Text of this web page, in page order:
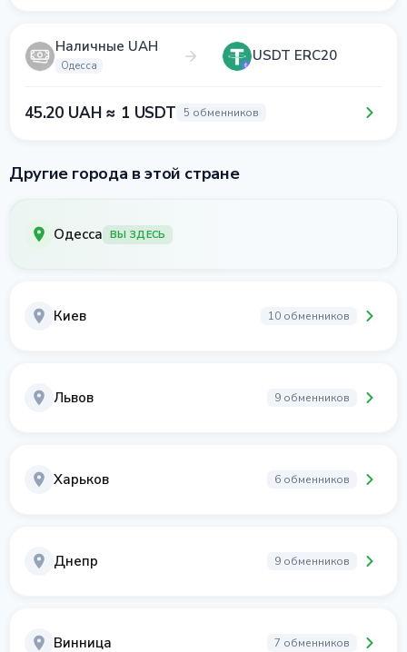
Наличные UAH
Одесса
USDT ERC20
45.20 UAH ≈ 1 USDT 5 обменников
Другие города в этой стране
Одесса ВЫ ЗДЕСЬ
Киев 10 обменников
Львов 9 обменников
Харьков 6 обменников
Днепр 9 обменников
Винница 7 обменников